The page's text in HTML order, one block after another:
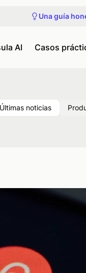
Una guía
AI Casos
Últimas noticias